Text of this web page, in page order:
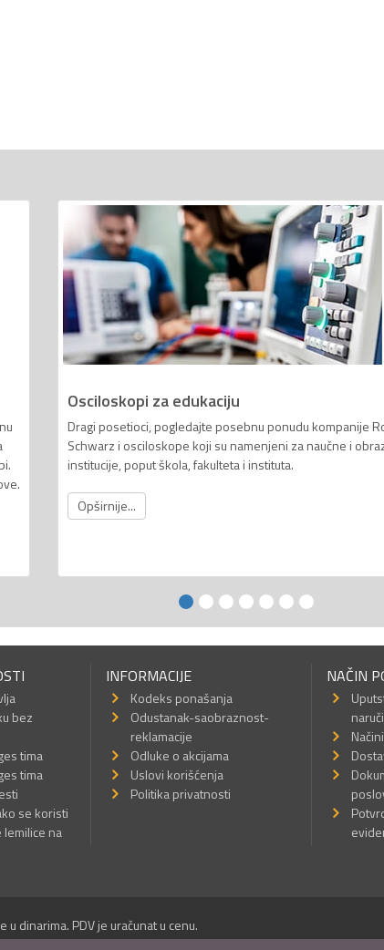
Osciloskopi za edukaciju
Dragi posetioci, pogledajte posebnu ponudu kompanije
Schwarz i osciloskope koji su namenjeni za naučne i
institucije, poput škola, fakulteta i instituta.
Opširnije...
bez
tima
tima
se koristi
lemilice na
INFORMACIJE
Kodeks ponašanja
Odustanak-saobraznost-
reklamacije
Odluke o akcijama
Uslovi korišćenja
Politika privatnosti
NAČIN
u dinarima. PDV je uračunat u cenu.
Sva prava su zadržana.